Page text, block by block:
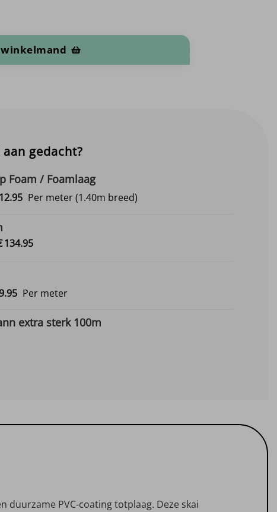
gedacht?
Foam / Foamlaag
12.95Prijsklasse:
Per meter(1.40m breed)
134.95Prijsklasse:
95Prijsklasse:
€9.95
Per meter
extra sterk 100m
PVC-coating totplaag. Deze skai